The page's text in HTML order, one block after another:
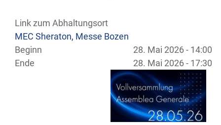
Link zum Abhaltungsort
MEC Sheraton, Messe Bozen
Beginn
28. Mai 2026 - 14:00
Ende
28. Mai 2026 - 17:30